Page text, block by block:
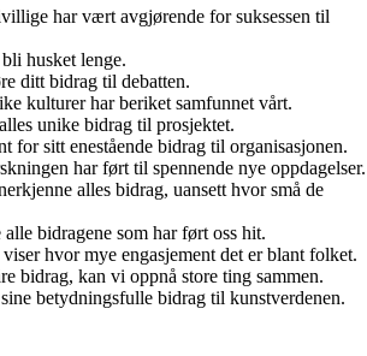
har vært avgjørende for suksessen til
husket lenge.
ditt bidrag til debatten.
kulturer har beriket samfunnet vårt.
unike bidrag til prosjektet.
for sitt enestående bidrag til organisasjonen.
har ført til spennende nye oppdagelser.
alles bidrag, uansett hvor små de
bidragene som har ført oss hit.
hvor mye engasjement det er blant folket.
bidrag, kan vi oppnå store ting sammen.
betydningsfulle bidrag til kunstverdenen.